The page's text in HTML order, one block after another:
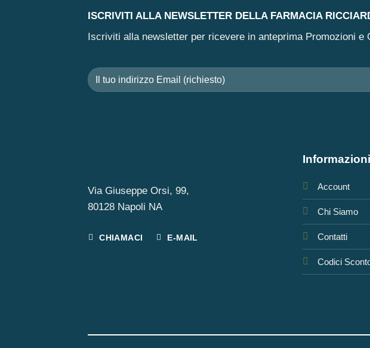
ISCRIVITI ALLA NEWSLETTER DELLA FARMACIA
Iscriviti alla newsletter per ricevere in anteprima Promozioni e
Via Giuseppe Orsi, 99,
80128 Napoli NA
CHIAMACI E-MAIL
Informazioni
Account
Chi Siamo
Contatti
Codici